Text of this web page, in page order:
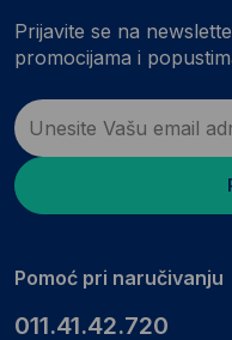
Prijavite se na
promocijama i
Pomoć pri naručivanju
011.41.42.720